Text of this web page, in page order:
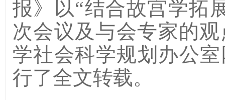
报》以“结合故宫学拓
次会议及与会专家的
学社会科学规划办公
行了全文转载。